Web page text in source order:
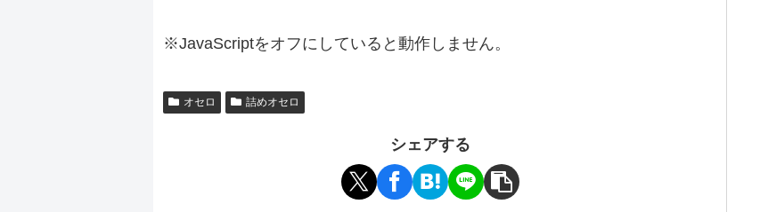
※JavaScriptをオフにしていると動作しません。
オセロ 詰めオセロ
シェアする